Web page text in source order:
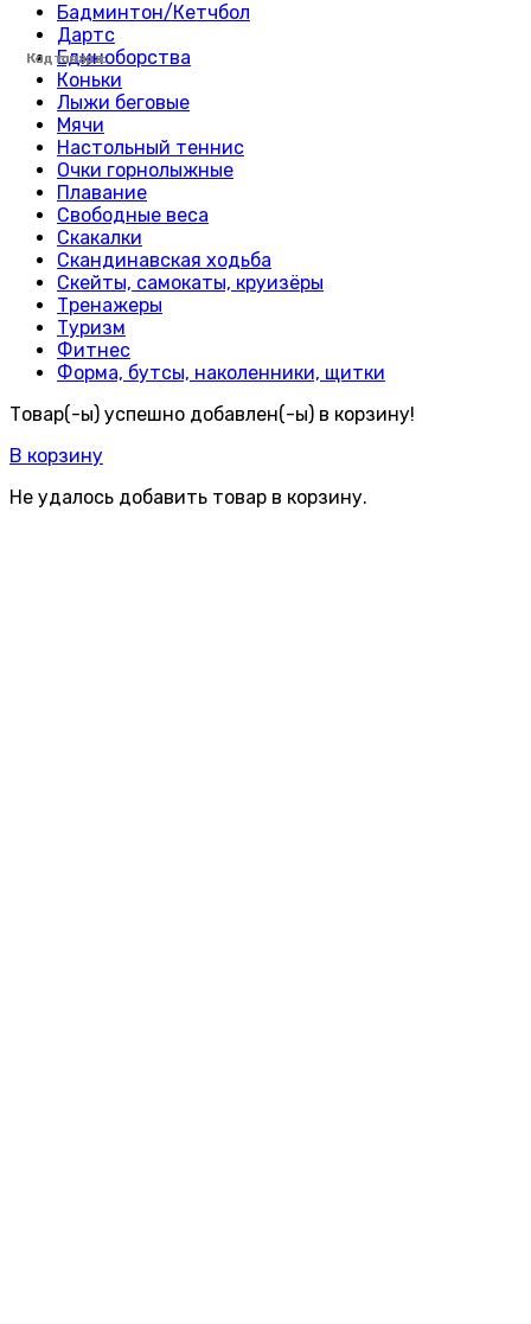
Код товара:
Код товара:
Код товара:
Код товара:
Код товара:
Код товара:
Код товара:
Код товара:
Код товара:
Код товара:
Код товара:
Код товара:
Код товара:
Код товара:
Код товара:
Код товара:
Код товара:
Код товара:
Код товара:
Код товара:
Код товара:
Код товара:
Код товара:
Код товара:
Бадминтон/Кетчбол
Дартс
Единоборства
Коньки
Лыжи беговые
Мячи
Настольный теннис
Очки горнолыжные
Плавание
Свободные веса
Скакалки
Скандинавская ходьба
Скейты, самокаты, круизёры
Тренажеры
Туризм
Фитнес
Форма, бутсы, наколенники, щитки
Товар(-ы) успешно добавлен(-ы) в корзину!
В корзину
Не удалось добавить товар в корзину.